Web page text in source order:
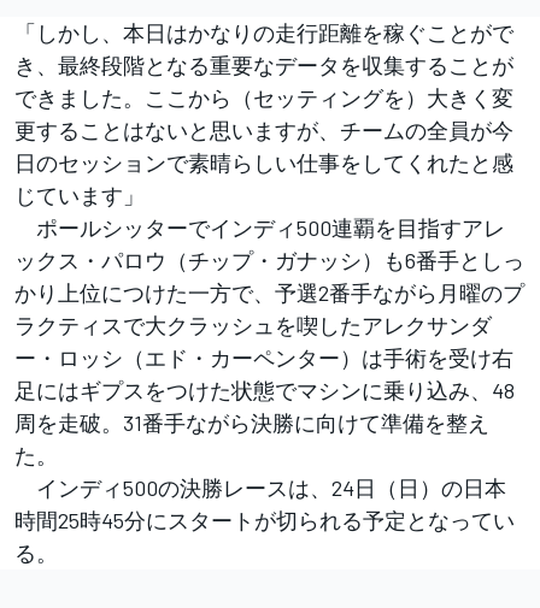
「しかし、本日はかなりの走行距離を稼ぐことがで
き、最終段階となる重要なデータを収集することが
できました。ここから（セッティングを）大きく変
更することはないと思いますが、チームの全員が今
日のセッションで素晴らしい仕事をしてくれたと感
じています」
ポールシッターでインディ500連覇を目指すアレ
ックス・パロウ（チップ・ガナッシ）も6番手としっ
かり上位につけた一方で、予選2番手ながら月曜のプ
ラクティスで大クラッシュを喫したアレクサンダ
ー・ロッシ（エド・カーペンター）は手術を受け右
足にはギプスをつけた状態でマシンに乗り込み、48
周を走破。31番手ながら決勝に向けて準備を整え
た。
インディ500の決勝レースは、24日（日）の日本
時間25時45分にスタートが切られる予定となってい
る。